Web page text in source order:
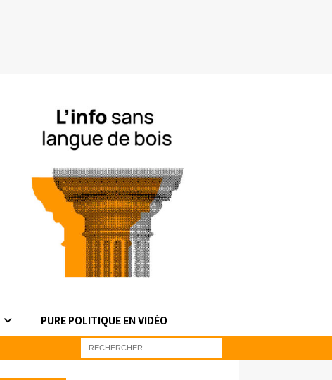
PURE POLITIQUE EN VIDÉO